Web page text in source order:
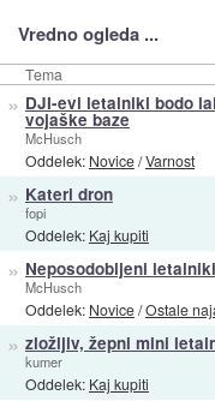
Vredno ogleda ...
Tema
» DJI-evi letalniki bodo
vojaške baze
McHusch
Oddelek: Novice/Varnost
» Kateri dron
fopi
Oddelek: Kaj kupiti
» Neposodobljeni
McHusch
Oddelek: Novice/Ostale
» zložljiv, žepni mini
kumer
Oddelek: Kaj kupiti